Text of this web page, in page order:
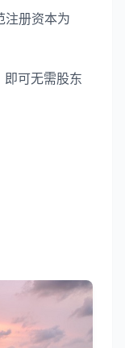
册资本为
可无需股东